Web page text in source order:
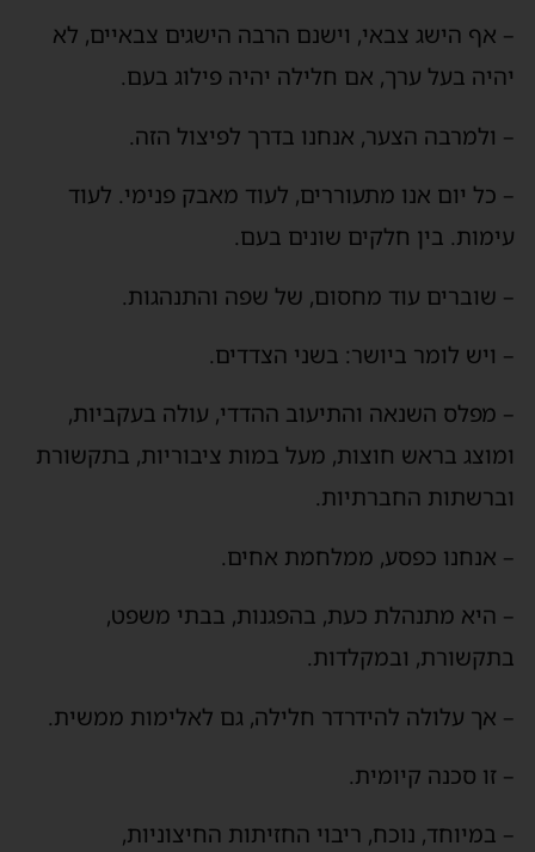
– אף הישג צבאי, וישנם הרבה הישגים צבאיים, לא
יהיה בעל ערך, אם חלילה יהיה פילוג בעם.
– ולמרבה הצער, אנחנו בדרך לפיצול הזה.
– כל יום אנו מתעוררים, לעוד מאבק פנימי. לעוד
עימות. בין חלקים שונים בעם.
– שוברים עוד מחסום, של שפה והתנהגות.
– ויש לומר ביושר: בשני הצדדים.
– מפלס השנאה והתיעוב ההדדי, עולה בעקביות,
ומוצג בראש חוצות, מעל במות ציבוריות, בתקשורת
וברשתות החברתיות.
– אנחנו כפסע, ממלחמת אחים.
– היא מתנהלת כעת, בהפגנות, בבתי משפט,
בתקשורת, ובמקלדות.
– אך עלולה להידרדר חלילה, גם לאלימות ממשית.
– זו סכנה קיומית.
– במיוחד, נוכח, ריבוי החזיתות החיצוניות,